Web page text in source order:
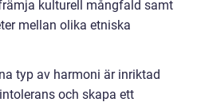
kulturell mångfald samt
mellan olika etniska
typ av harmoni är inriktad
och skapa ett